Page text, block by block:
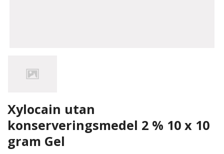
Xylocain utan
konserveringsmedel 2 % 10 x 10
gram Gel